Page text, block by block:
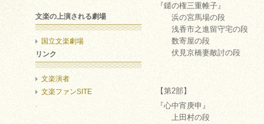
『鑓の権三重帷子』
浜の宮馬場の段
浅香市之進留守宅の段
数寄屋の段
伏見京橋妻敵討の段
【第2部】
『心中宵庚申』
上田村の段
文楽の上演される劇場
国立文楽劇場
リンク
文楽演者
文楽ファンSITE
.